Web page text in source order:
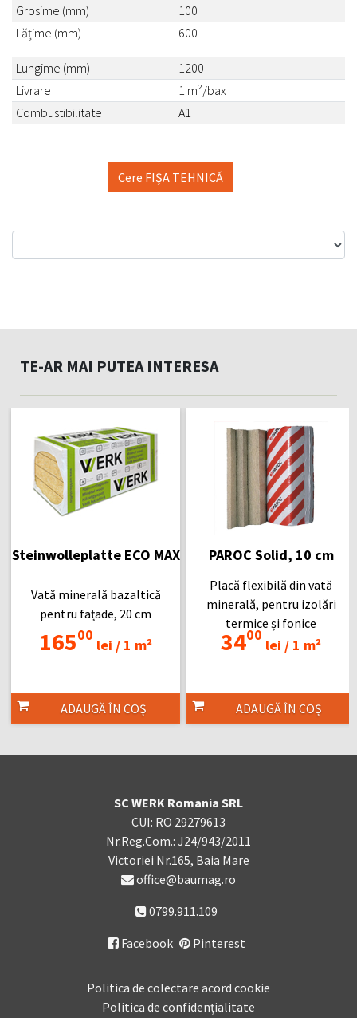
Grosime (mm)
100
Lățime (mm)
600
Lungime (mm)
1200
Livrare
1 m²/bax
Combustibilitate
A1
Cere FIŞA TEHNICĂ
TE-AR MAI PUTEA INTERESA
Steinwolleplatte ECO MAX
Vată minerală bazaltică
pentru fațade, 20 cm
16500
lei / 1 m²
ADAUGĂ ÎN COȘ
PAROC Solid, 10 cm
Placă flexibilă din vată
minerală, pentru izolări
termice și fonice
3400
lei / 1 m²
ADAUGĂ ÎN COȘ
SC WERK Romania SRL
CUI: RO 29279613
Nr.Reg.Com.: J24/943/2011
Victoriei Nr.165, Baia Mare
office@baumag.ro
0799.911.109
 Facebook Pinterest
Politica de colectare acord cookie
Politica de confidențialitate